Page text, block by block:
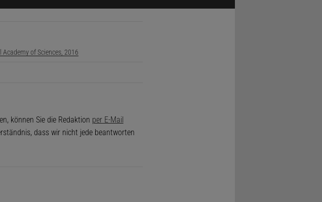
Academy of Sciences, 2016
können Sie die Redaktion per E-Mail
dass wir nicht jede beantworten